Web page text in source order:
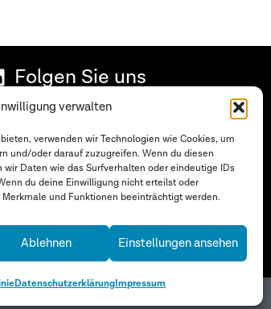
verwalten
verwenden wir Technologien wie Cookies, um
und/oder darauf zuzugreifen. Wenn du diesen
Daten wie das Surfverhalten oder eindeutige IDs
du deine Einwilligung nicht erteilst oder
und Funktionen beeinträchtigt werden.
Ablehnen Einstellungen ansehen
DatenschutzerklärungImpressum
Folgen Sie uns
Richtlinie (EU)